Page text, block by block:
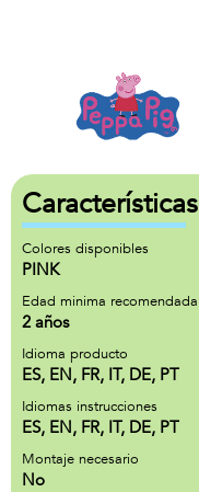
Características
Colores disponibles
PINK
Edad minima recomendada
2 años
Idioma producto
ES, EN, FR, IT, DE, PT
Idiomas instrucciones
ES, EN, FR, IT, DE, PT
Montaje necesario
No